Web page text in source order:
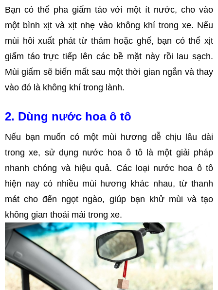
Bạn có thể pha giấm táo với một ít nước, cho vào
một bình xịt và xịt nhẹ vào không khí trong xe. Nếu
mùi hôi xuất phát từ thảm hoặc ghế, bạn có thể xịt
giấm táo trực tiếp lên các bề mặt này rồi lau sạch.
Mùi giấm sẽ biến mất sau một thời gian ngắn và thay
vào đó là không khí trong lành.
2. Dùng nước hoa ô tô
Nếu bạn muốn có một mùi hương dễ chịu lâu dài
trong xe, sử dụng nước hoa ô tô là một giải pháp
nhanh chóng và hiệu quả. Các loại nước hoa ô tô
hiện nay có nhiều mùi hương khác nhau, từ thanh
mát cho đến ngọt ngào, giúp bạn khử mùi và tạo
không gian thoải mái trong xe.